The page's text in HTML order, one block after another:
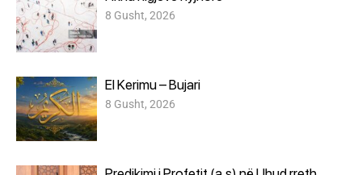
8 Gusht, 2026
El Kerimu – Bujari
8 Gusht, 2026